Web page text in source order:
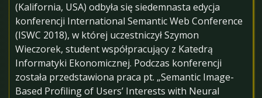
(Kalifornia, USA) odbyła się siedemnasta edycja
konferencji International Semantic Web Conference
(ISWC 2018), w której uczestniczył Szymon
Wieczorek, student współpracujący z Katedrą
Informatyki Ekonomicznej. Podczas konferencji
została przedstawiona praca pt. „Semantic Image-
Based Profiling of Users’ Interests with Neural